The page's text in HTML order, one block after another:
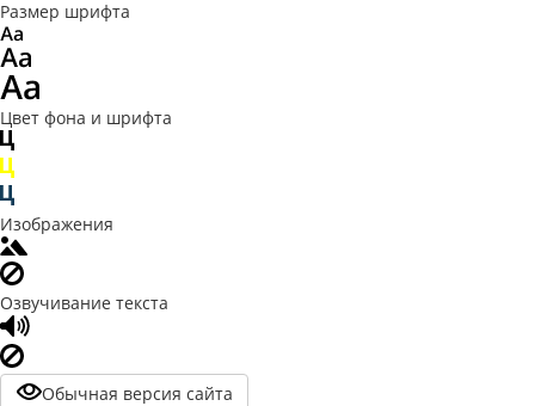
Размер шрифта
Цвет фона и шрифта
Изображения
Озвучивание текста
Обычная версия сайта